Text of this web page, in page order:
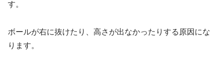
す。
ボールが右に抜けたり、高さが出なかったりする原因にな
ります。